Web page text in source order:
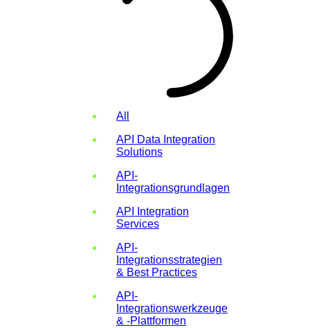
All
API Data Integration
Solutions
API-
Integrationsgrundlagen
API Integration
Services
API-
Integrationsstrategien
& Best Practices
API-
Integrationswerkzeuge
& -Plattformen